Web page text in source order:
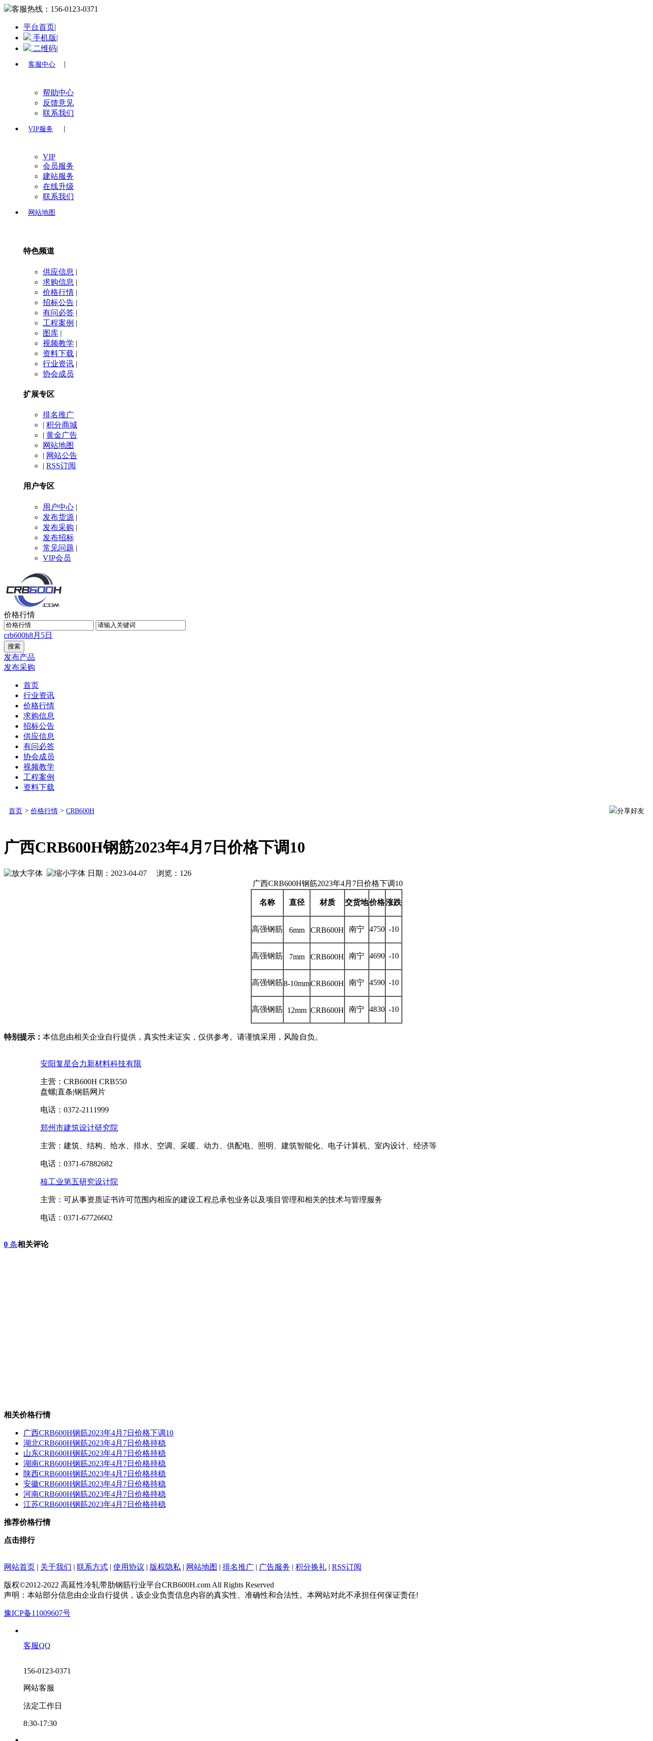
客服热线： 156-0123-0371
平台首页|
手机版|
二维码|
客服中心 |
帮助中心
反馈意见
联系我们
VIP服务 |
VIP
会员服务
建站服务
在线升级
联系我们
网站地图
特色频道
供应信息 |
求购信息 |
价格行情 |
招标公告 |
有问必答 |
工程案例 |
图库 |
视频教学 |
资料下载 |
行业资讯 |
协会成员
扩展专区
排名推广
| 积分商城
| 黄金广告
网站地图
| 网站公告
| RSS订阅
用户专区
用户中心 |
发布货源 |
发布采购 |
发布招标
常见问题 |
VIP会员
价格行情
crb600h8月5日
发布产品
发布采购
首页
行业资讯
价格行情
求购信息
招标公告
供应信息
有问必答
协会成员
视频教学
工程案例
资料下载
首页 > 价格行情 > CRB600H
广西CRB600H钢筋2023年4月7日价格下调10
日期：2023-04-07 浏览： 126
广西CRB600H钢筋2023年4月7日价格下调10
名称 直径 材质 交货地价格涨跌
高强钢筋 6mm CRB600H 南宁 4750 -10
高强钢筋 7mm CRB600H 南宁 4690 -10
高强钢筋8-10mmCRB600H 南宁 4590 -10
高强钢筋 12mm CRB600H 南宁 4830 -10
特别提示： 本信息由相关企业自行提供，真实性未证实，仅供参考。请谨慎采用，风险自负。
安阳复星合力新材料科技有限
主营： CRB600H CRB550
盘螺|直条|钢筋网片
电话： 0372-2111999
郑州市建筑设计研究院
主营： 建筑、结构、给水、排水、空调、采暖、动力、供配电、照明、建筑智能化、电子计算机、室内设计、经济等
电话： 0371-67882682
核工业第五研究设计院
主营： 可从事资质证书许可范围内相应的建设工程总承包业务以及项目管理和相关的技术与管理服务
电话： 0371-67726602
0 条相关评论
相关价格行情
广西CRB600H钢筋2023年4月7日价格下调10
湖北CRB600H钢筋2023年4月7日价格持稳
山东CRB600H钢筋2023年4月7日价格持稳
湖南CRB600H钢筋2023年4月7日价格持稳
陕西CRB600H钢筋2023年4月7日价格持稳
安徽CRB600H钢筋2023年4月7日价格持稳
河南CRB600H钢筋2023年4月7日价格持稳
江苏CRB600H钢筋2023年4月7日价格持稳
推荐价格行情
点击排行
网站首页 关于我们 联系方式 使用协议 版权隐私 网站地图 排名推广 广告服务 积分换礼 RSS订阅
版权©2012-2022 高延性冷轧带肋钢筋行业平台CRB600H.com All Rights Reserved
声明：本站部分信息由企业自行提供，该企业负责信息内容的真实性、准确性和合法性。本网站对此不承担任何保证责任!
豫ICP备11009607号
客服QQ
156-0123-0371
网站客服
法定工作日
8:30-17:30